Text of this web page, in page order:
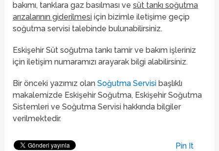
bakımı, tanklara gaz basılması vesüt tankı soğutma
arızalarının giderilmesi için bizimle iletişime geçip
soğutma servisi talebinde bulunabilirsiniz.
Eskişehir Süt soğutma tankı tamir ve bakım işleriniz
için iletişim numaramızı arayarak bilgi alabilirsiniz.
Bir önceki yazımız olanSoğutma Servisi başlıklı
makalemizde Eskişehir Soğutma, Eskişehir Soğutma
Sistemleri ve Soğutma Servisi hakkında bilgiler
verilmektedir.
Pin It